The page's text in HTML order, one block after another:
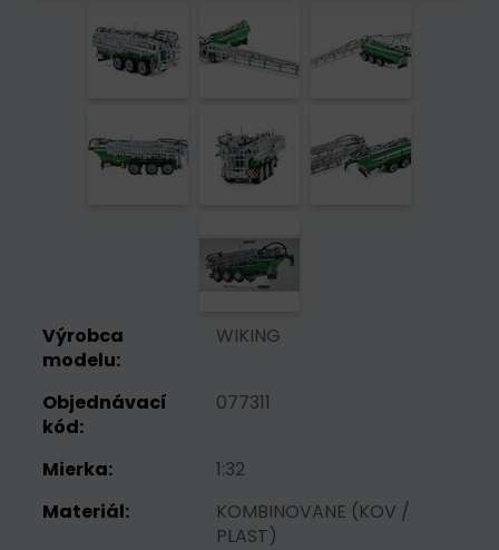
Výrobca
modelu:
WIKING
Objednávací
kód:
077311
Mierka:
1:32
Materiál:
KOMBINOVANE (KOV /
PLAST)